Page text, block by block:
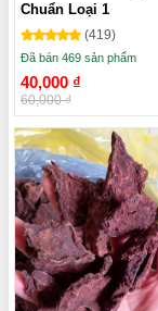
Chuẩn Loại 1
(419)
Đã bán 469 sản phẩm
40,000 ₫
60,000₫